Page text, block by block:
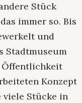
Stück
immer so. Bis
und
Stadtmuseum
Öffentlichkeit
Konzept
viele Stücke in